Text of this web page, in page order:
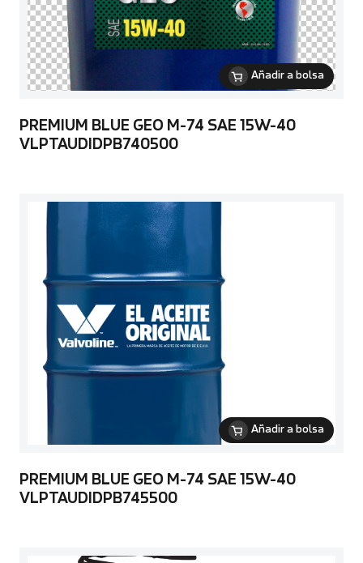
Añadir a bolsa
PREMIUM BLUE GEO M-74 SAE 15W-40
VLPTAUDIDPB740500
Añadir a bolsa
PREMIUM BLUE GEO M-74 SAE 15W-40
VLPTAUDIDPB745500